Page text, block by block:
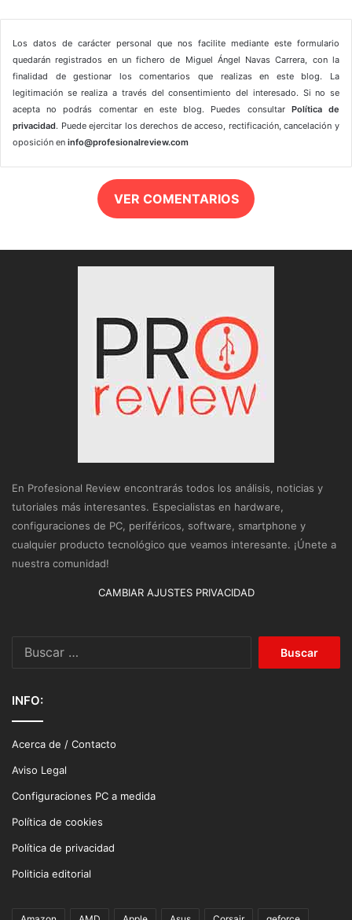
Los datos de carácter personal que nos facilite mediante este formulario
quedarán registrados en un fichero de Miguel Ángel Navas Carrera, con la
finalidad de gestionar los comentarios que realizas en este blog. La
legitimación se realiza a través del consentimiento del interesado. Si no se
acepta no podrás comentar en este blog. Puedes consultar Política de
privacidad. Puede ejercitar los derechos de acceso, rectificación, cancelación y
oposición en info@profesionalreview.com
VER COMENTARIOS
En Profesional Review encontrarás todos los análisis, noticias y
tutoriales más interesantes. Especialistas en hardware,
configuraciones de PC, periféricos, software, smartphone y
cualquier producto tecnológico que veamos interesante. ¡Únete a
nuestra comunidad!
CAMBIAR AJUSTES PRIVACIDAD
INFO:
Acerca de / Contacto
Aviso Legal
Configuraciones PC a medida
Política de cookies
Política de privacidad
Politicia editorial